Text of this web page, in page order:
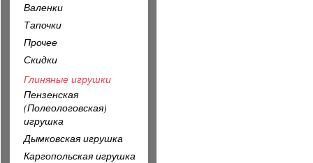
Валенки
Тапочки
Прочее
Скидки
Глиняные игрушки
Пензенская
(Полеологовская)
игрушка
Дымковская игрушка
Каргопольская игрушка